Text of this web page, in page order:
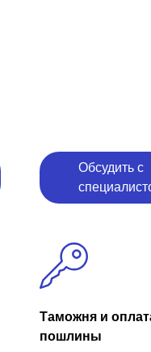
Обсудить с
Таможня и
пошлины